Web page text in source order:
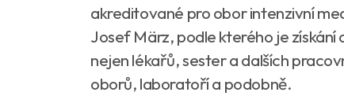
akreditované pro obor intenzivní
Josef März, podle kterého je
nejen lékařů, sester a dalších
oborů, laboratoří a podobně.